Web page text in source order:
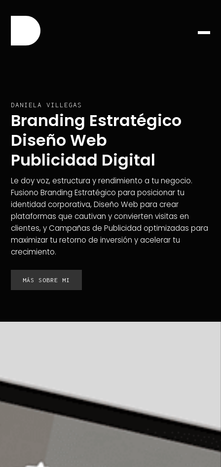
DANIELA VILLEGAS
Branding Estratégico
Diseño Web
Publicidad Digital
Le doy voz, estructura y rendimiento a tu negocio.
Fusiono Branding Estratégico para posicionar tu
identidad corporativa, Diseño Web para crear
plataformas que cautivan y convierten visitas en
clientes, y Campañas de Publicidad optimizadas para
maximizar tu retorno de inversión y acelerar tu
crecimiento.
MÁS SOBRE MI